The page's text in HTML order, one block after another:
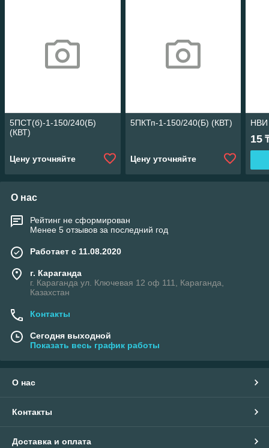
5ПСТ(б)-1-150/240(Б)
(КВТ)
Цену уточняйте
5ПКТп-1-150/240(Б) (КВТ)
Цену уточняйте
НВИ
15
О нас
Рейтинг не сформирован
Менее 5 отзывов за последний год
Работает с 11.08.2020
г. Караганда
г. Караганда ул. Ключевая 12 оф 111, Караганда,
Казахстан
Контакты
Сегодня выходной
Показать весь график работы
О нас
Контакты
Доставка и оплата